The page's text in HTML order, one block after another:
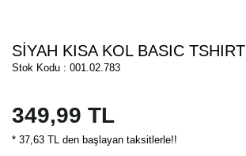
SİYAH KISA KOL BASIC TSHIRT
Stok Kodu : 001.02.783
349,99 TL
* 37,63 TL den başlayan taksitlerle!!